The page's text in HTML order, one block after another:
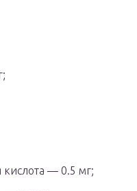
кислота — 0.5 мг;